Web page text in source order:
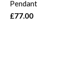
Pendant
£77.00